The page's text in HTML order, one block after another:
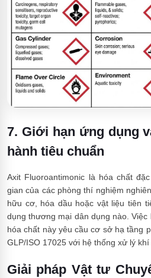
7. Giới hạn ứng dụng
hành tiêu chuẩn
Axit Fluoroantimonic là hóa chất
gian của các phòng thí nghiệm
hữu cơ, hóa dầu hoặc vật liệu tiên
dụng thương mại dân dụng nào.
hóa chất này yêu cầu cơ sở hạ tầng
GLP/ISO 17025 với hệ thống xử lý khí
Giải pháp Vật tư